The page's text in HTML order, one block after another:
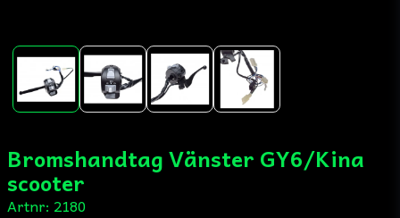
Bromshandtag Vänster GY6/Kina
scooter
Artnr: 2180